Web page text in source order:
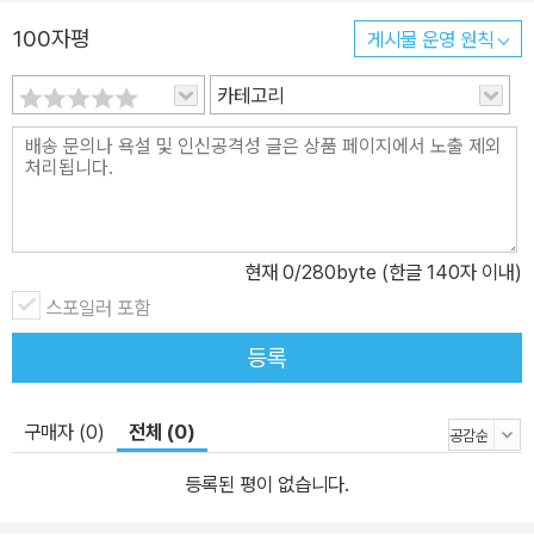
러 유형, 화산이 생기는 원인 등 화산에 대한 이모저모를 살펴본다. 무
엇보다 이 책은 일반적인 과학적 지식을 나열하지 않고, 재치 있는 그
림과 함께 다양한 정보를 자연스럽게 이해할 수 있도록 구성했다. 특
히 화산이 만들어지는 과정과 그 이유를 통해 살아 숨 쉬는 지구의 생
명력을 전하고 있다.
100자평 게시물 운영 원칙
카테고리
현재 0/280byte (한글 140자 이내)
스포일러 포함
등록
구매자 (0) 전체 (0)
등록된 평이 없습니다.